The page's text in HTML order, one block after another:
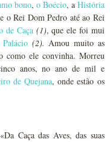
bono, o Boécio, a História
o Rei Dom Pedro até ao Rei
de Caça (1), que ele foi mui
(2). Amou muito as
como ele convinha. Morreu
anos, no ano de mil e
de Quejana, onde estão os
Caça das Aves, das suas